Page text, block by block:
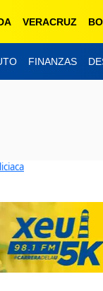
VERACRUZ
FINANZAS